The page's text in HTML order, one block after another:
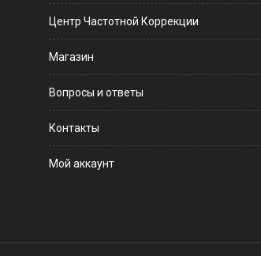
Центр Частотной Коррекции
Магазин
Вопросы и ответы
Контакты
Мой аккаунт